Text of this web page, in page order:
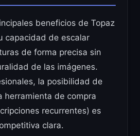
beneficios de Topaz
capacidad de escalar
de forma precisa sin
de las imágenes.
la posibilidad de
herramienta de compra
recurrentes) es
clara.